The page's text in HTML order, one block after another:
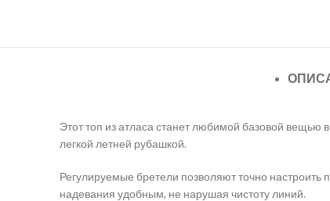
Этот топ из атласа станет любимой базовой вещью
легкой летней рубашкой.
Регулируемые бретели позволяют точно настроить
надевания удобным, не нарушая чистоту линий.